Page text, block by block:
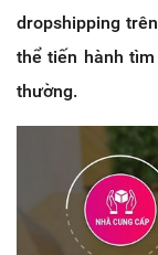
dropshipping
thể tiến hành
thường.